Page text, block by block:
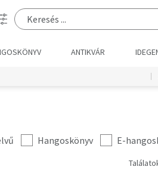
ANTIKVÁR
Hangoskönyv E-